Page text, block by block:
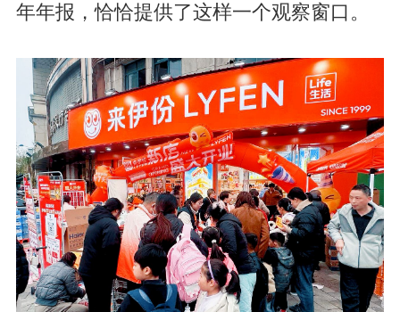
年年报，恰恰提供了这样一个观察窗口。